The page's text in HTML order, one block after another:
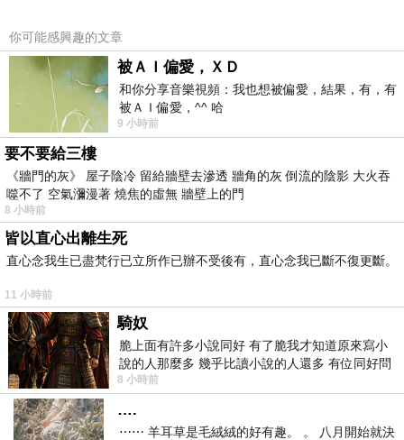
手、朋友反目，那份愛自然無以為繼，就算牽
絆的感覺仍在，卻難以持續下去。
職場上的功利主義者面對上級或有利用價值的
同事時總是笑容滿面，態度殷勤，而對無法帶
來利益的同事不屑一顧。就算不是功利主義
者，同事間也肯定親疏有別，同部門、同工種
的總是特別親近，一旦不再是同事，見面大概
只是點點頭打個招呼。
父母總是更愛自己的孩子，願意為他們傾盡所
有。這是在有條件的情況下，付出無條件的
愛，而孩子感受到這份飽滿的愛，才能自信地
成長，才有能力愛人。
你可能感興趣的文章
被ＡＩ偏愛，ＸＤ
和你分享音樂視頻：我也想被偏愛，結果，有，有
被ＡＩ偏愛，^^ 哈
9 小時前
要不要給三樓
《牆門的灰》 屋子陰冷 留給牆壁去滲透 牆角的灰 倒流的陰影 大火吞
噬不了 空氣瀰漫著 燒焦的虛無 牆壁上的門
8 小時前
皆以直心出離生死
直心念我生已盡梵行已立所作已辦不受後有，直心念我已斷不復更斷。
11 小時前
騎奴
脆上面有許多小說同好 有了脆我才知道原來寫小
說的人那麼多 幾乎比讀小說的人還多 有位同好問
了一個問題 她說為什麼高中文學獎的
8 小時前
….
⋯⋯ 羊耳草是毛絨絨的好有趣。 。 八月開始就決